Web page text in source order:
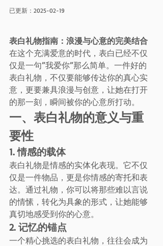
已更新： 2025-02-19
表白礼物指南：浪漫与心意的完美结合
在这个充满爱意的时代，表白已经不仅
仅是一句”我爱你”那么简单。一件好的
表白礼物，不仅要能够传达你的真心实
意，更要兼具浪漫与创意，让她在打开
的那一刻，瞬间被你的心意所打动。
一、表白礼物的意义与重
要性
1. 情感的载体
表白礼物是情感的实体化表现。它不仅
仅是一件物品，更是你情感的寄托和表
达。通过礼物，你可以将那些难以言说
的情愫，转化为具象的形式，让她能够
真切地感受到你的心意。
2. 记忆的锚点
一个精心挑选的表白礼物，往往会成为